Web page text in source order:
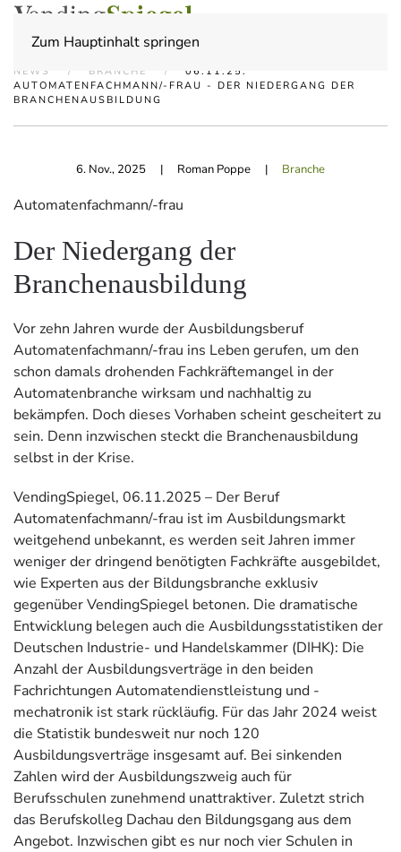
Zum Hauptinhalt springen
NEWS BRANCHE
06.11.25:
AUTOMATENFACHMANN/-FRAU - DER NIEDERGANG DER
BRANCHENAUSBILDUNG
6. Nov., 2025 | Roman Poppe | Branche
Automatenfachmann/-frau
Der Niedergang der
Branchenausbildung
Vor zehn Jahren wurde der Ausbildungsberuf
Automatenfachmann/-frau ins Leben gerufen, um den
schon damals drohenden Fachkräftemangel in der
Automatenbranche wirksam und nachhaltig zu
bekämpfen. Doch dieses Vorhaben scheint gescheitert zu
sein. Denn inzwischen steckt die Branchenausbildung
selbst in der Krise.
VendingSpiegel, 06.11.2025 – Der Beruf
Automatenfachmann/-frau ist im Ausbildungsmarkt
weitgehend unbekannt, es werden seit Jahren immer
weniger der dringend benötigten Fachkräfte ausgebildet,
wie Experten aus der Bildungsbranche exklusiv
gegenüber VendingSpiegel betonen. Die dramatische
Entwicklung belegen auch die Ausbildungsstatistiken der
Deutschen Industrie- und Handelskammer (DIHK): Die
Anzahl der Ausbildungsverträge in den beiden
Fachrichtungen Automatendienstleistung und -
mechatronik ist stark rückläufig. Für das Jahr 2024 weist
die Statistik bundesweit nur noch 120
Ausbildungsverträge insgesamt auf. Bei sinkenden
Zahlen wird der Ausbildungszweig auch für
Berufsschulen zunehmend unattraktiver. Zuletzt strich
das Berufskolleg Dachau den Bildungsgang aus dem
Angebot. Inzwischen gibt es nur noch vier Schulen in